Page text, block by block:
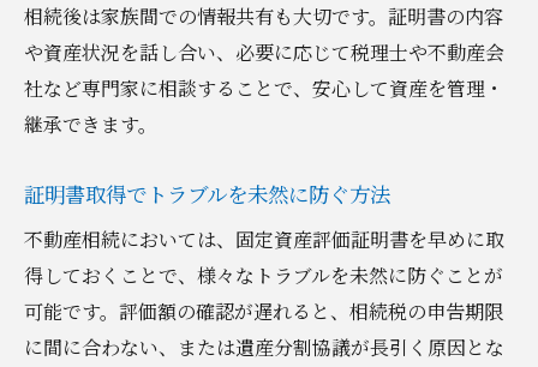
相続後は家族間での情報共有も大切です。証明書の内容
や資産状況を話し合い、必要に応じて税理士や不動産会
社など専門家に相談することで、安心して資産を管理・
継承できます。
証明書取得でトラブルを未然に防ぐ方法
不動産相続においては、固定資産評価証明書を早めに取
得しておくことで、様々なトラブルを未然に防ぐことが
可能です。評価額の確認が遅れると、相続税の申告期限
に間に合わない、または遺産分割協議が長引く原因とな